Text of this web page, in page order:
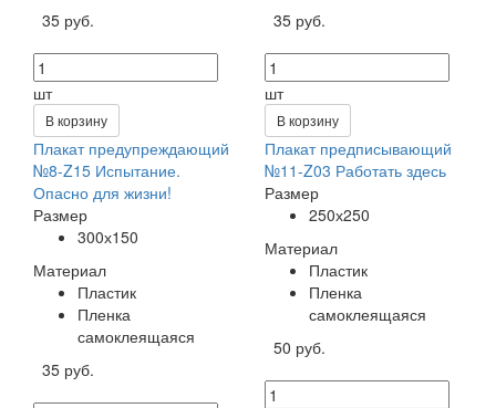
35 руб.
шт
В корзину
35 руб.
шт
В корзину
Плакат предупреждающий
№8-Z15 Испытание.
Опасно для жизни!
Размер
300х150
Материал
Пластик
Пленка
самоклеящаяся
35 руб.
Плакат предписывающий
№11-Z03 Работать здесь
Размер
250х250
Материал
Пластик
Пленка
самоклеящаяся
50 руб.